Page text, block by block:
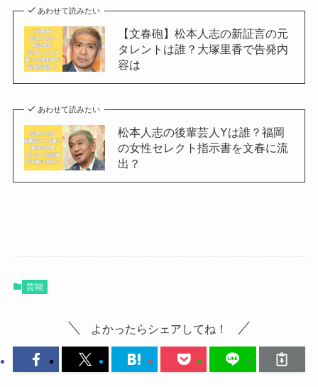
あわせて読みたい
【文春砲】松本人志の新証言の元
タレントは誰？大塚里香で告発内
容は
あわせて読みたい
松本人志の後輩芸人Yは誰？福岡
の女性セレクト指示書を文春に流
出？
芸能
よかったらシェアしてね！